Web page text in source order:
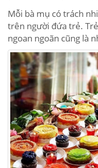
Mỗi bà mụ có trách
trên người đứa trẻ.
ngoan ngoãn cũng là